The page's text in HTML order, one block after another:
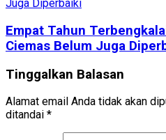
Empat Tahun
Ciemas Belum Juga
Tinggalkan Balasan
Alamat email Anda tidak akan
ditandai *